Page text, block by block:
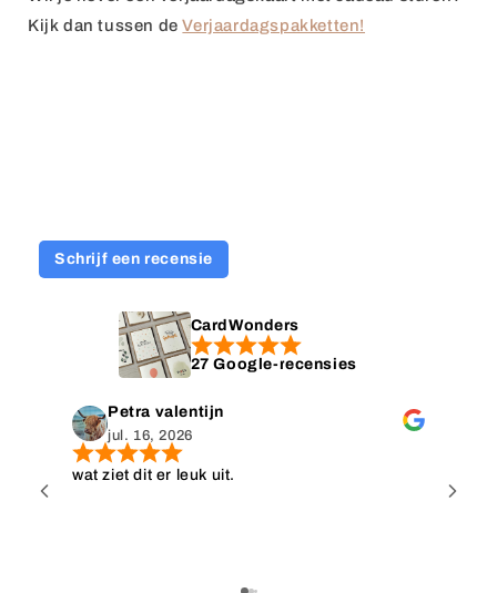
Kijk dan tussen deVerjaardagspakketten!
Schrijf een recensie
CardWonders
27 Google-recensies
Petra valentijn
jul. 16, 2026
wat ziet dit er leuk uit.